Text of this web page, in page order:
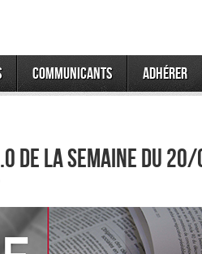
Communicants Adhérer
de la semaine du